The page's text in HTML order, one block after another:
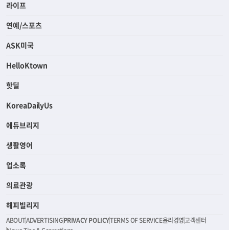
라이프
연예/스포츠
ASK미국
HelloKtown
핫딜
KoreaDailyUs
에듀브리지
생활영어
업소록
의료관광
해피빌리지
ABOUTADVERTISINGPRIVACY POLICYTERMS OF SERVICE윤리경영고객센터